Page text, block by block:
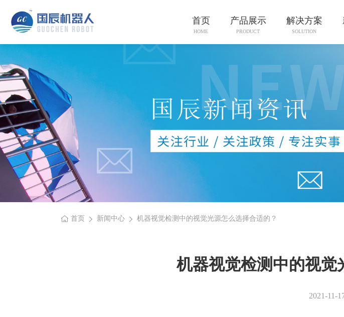
首页
HOME
产品展示
PRODUCT
解决方案
SOLUTION
首页 新闻中心 机器视觉检测中的视觉光源怎么选择合适的？
机器视觉检测中的视觉
2021-11-